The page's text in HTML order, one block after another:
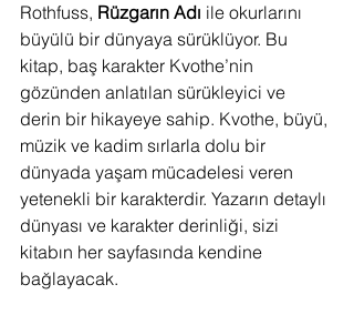
Rothfuss, Rüzgarın Adı ile okurlarını
büyülü bir dünyaya sürüklüyor. Bu
kitap, baş karakter Kvothe’nin
gözünden anlatılan sürükleyici ve
derin bir hikayeye sahip. Kvothe, büyü,
müzik ve kadim sırlarla dolu bir
dünyada yaşam mücadelesi veren
yetenekli bir karakterdir. Yazarın detaylı
dünyası ve karakter derinliği, sizi
kitabın her sayfasında kendine
bağlayacak.